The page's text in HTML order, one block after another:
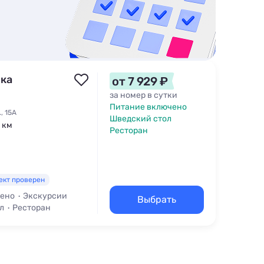
15А
км
проверен
Экскурсии
Ресторан
от 7 929 ₽
за номер в сутки
Питание включено
Шведский стол
Ресторан
Выбрать